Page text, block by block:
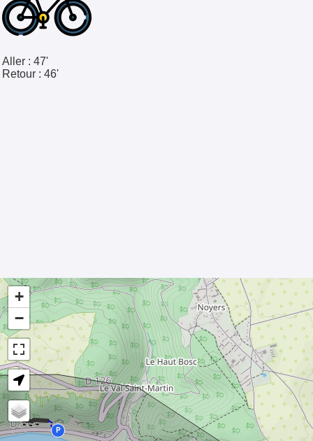
Aller : 47'
Retour : 46'
- - - P
+
−